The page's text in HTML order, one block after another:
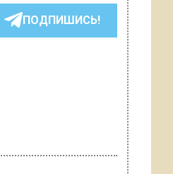
ПОДПИШИСЬ!